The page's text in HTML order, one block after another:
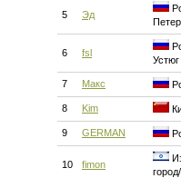
5 Эд
6 fsl
Устюг
7 Макс
8 Kim
9 GERMAN
10 fimon